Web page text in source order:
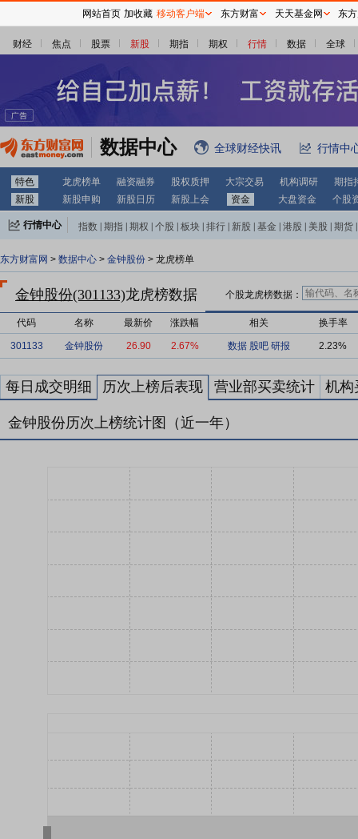
财经 焦点 股票 新股 期指 期权 行情 数据 全球
数据中心 全球财经快讯 行情中
特色 龙虎榜单 融资融券 股权质押 大宗交易 机构调研
期指
新股
新股申购 新股日历 新股上会 资金 大盘资金 个股
行情中心 指数 期指 期权 个股 板块 排行 新股 基金 港股 美股 期货
东方财富网 > 数据中心 > 金钟股份 > 龙虎榜单
金钟股份(301133)龙虎榜数据 个股龙虎榜数据：
代码 名称 最新价 涨跌幅 相关 换手率
301133 金钟股份 26.90 2.67% 数据 股吧 研报 2.23%
每日成交明细 历次上榜后表现 营业部买卖统计 机构
金钟股份历次上榜统计图（近一年）
网站首页 加收藏 移动客户端 东方财富 天天基金网 东